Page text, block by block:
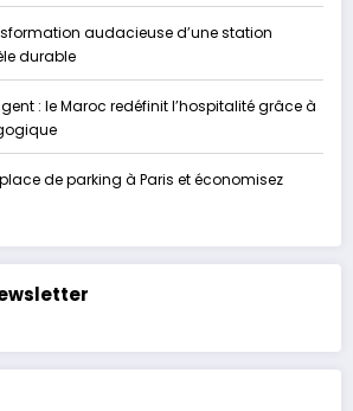
audacieuse d’une station
durable
: le Maroc redéfinit l’hospitalité grâce à
de parking à Paris et économisez